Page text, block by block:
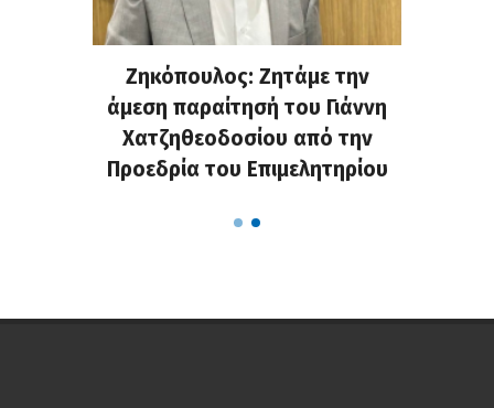
Ζηκόπουλος: Ζητάμε την
άμεση παραίτησή του Γιάννη
Χατζηθεοδοσίου από την
Προεδρία του Επιμελητηρίου